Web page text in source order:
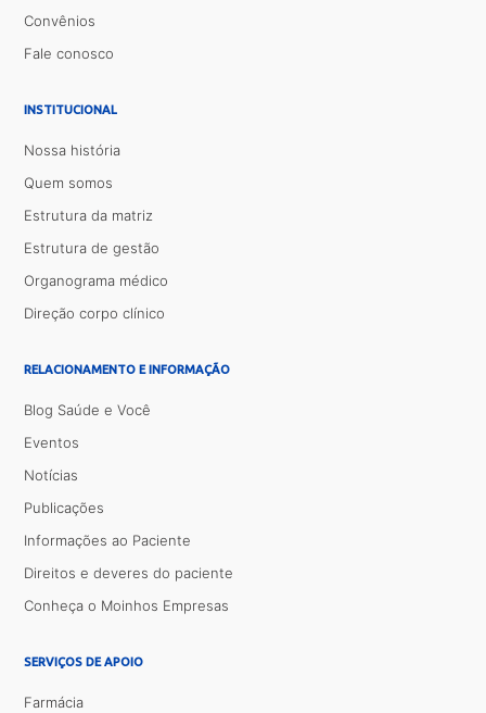
Convênios
Fale conosco
INSTITUCIONAL
Nossa história
Quem somos
Estrutura da matriz
Estrutura de gestão
Organograma médico
Direção corpo clínico
RELACIONAMENTO E INFORMAÇÃO
Blog Saúde e Você
Eventos
Notícias
Publicações
Informações ao Paciente
Direitos e deveres do paciente
Conheça o Moinhos Empresas
SERVIÇOS DE APOIO
Farmácia